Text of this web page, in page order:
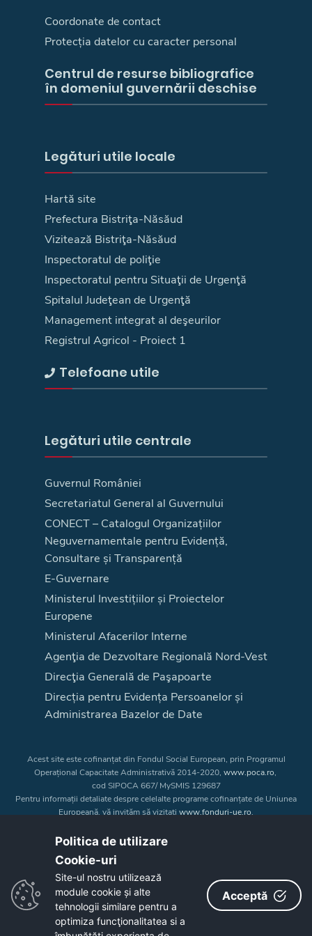
Coordonate de contact
Protecția datelor cu caracter personal
Centrul de resurse bibliografice
în domeniul guvernării deschise
Legături utile locale
Hartă site
Prefectura Bistriţa-Năsăud
Vizitează Bistriţa-Năsăud
Inspectoratul de poliţie
Inspectoratul pentru Situaţii de Urgenţă
Spitalul Judeţean de Urgenţă
Management integrat al deşeurilor
Registrul Agricol - Proiect 1
Telefoane utile
Legături utile centrale
Guvernul României
Secretariatul General al Guvernului
CONECT – Catalogul Organizațiilor
Neguvernamentale pentru Evidență,
Consultare și Transparență
E-Guvernare
Ministerul Investițiilor și Proiectelor
Europene
Ministerul Afacerilor Interne
Agenţia de Dezvoltare Regională Nord-Vest
Direcţia Generală de Paşapoarte
Direcția pentru Evidența Persoanelor și
Administrarea Bazelor de Date
Acest site este cofinanțat din Fondul Social European, prin Programul
Operațional Capacitate Administrativă 2014-2020, www.poca.ro,
cod SIPOCA 667/ MySMIS 129687
Pentru informații detaliate despre celelalte programe cofinanțate de Uniunea
Europeană, vă invităm să vizitați www.fonduri-ue.ro.
a Uniunii Europene. Întreaga responsabilitate asupra
Copyright © 2026 - Consiliul Judeţean Bistrița-Năsăud
Politica de utilizare
Cookie-uri‎
Site-ul nostru utilizează
module cookie și alte
tehnologii similare pentru a
optimiza funcţionalitatea si a
Acceptă